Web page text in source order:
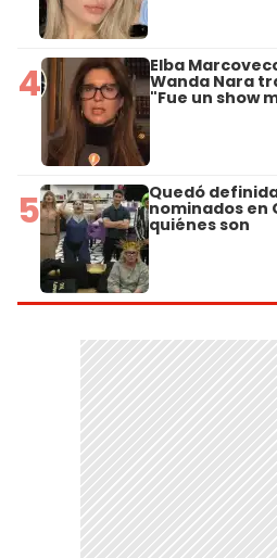
4 Elba
Wanda Nara
"Fue un show
5 Quedó
nominados en
quiénes son